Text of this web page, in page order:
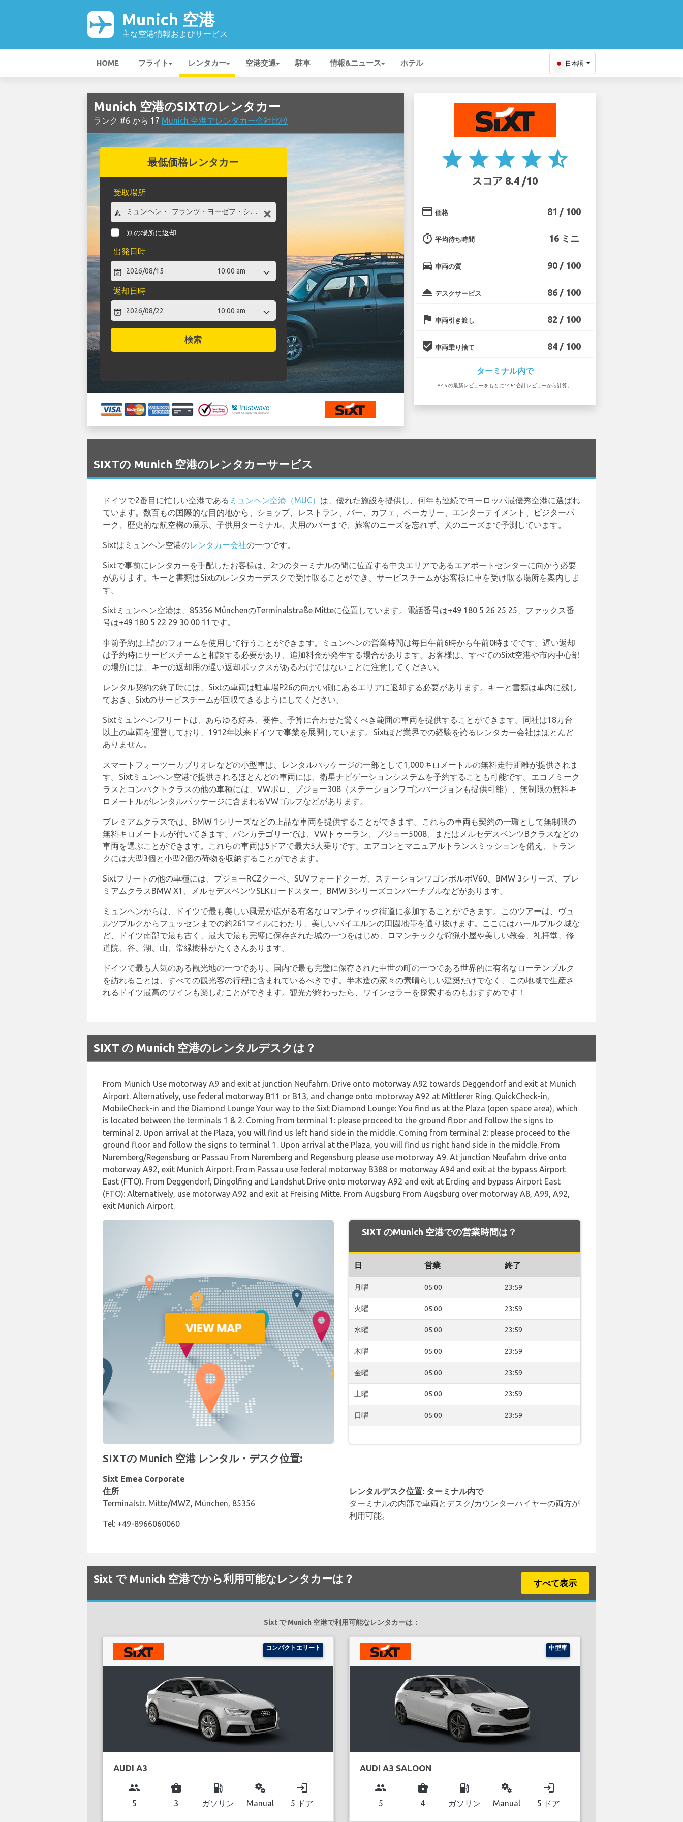
Munich 空港
主な空港情報およびサービス
HOME フライト レンタカー 空港交通 駐車 情報&ニュース ホテル 日本語
Munich 空港のSIXTのレンタカー
ランク #6 から 17 Munich 空港でレンタカー会社比較
最低価格レンタカー
受取場所
別の場所に返却
出発日時
返却日時
検索
star star star star star_half
スコア 8.4 /10
credit_card 価格 81 / 100
timer 平均待ち時間 16 ミニ
directions_car 車両の質 90 / 100
room_service デスクサービス 86 / 100
flag 車両引き渡し 82 / 100
beenhere 車両乗り捨て 84 / 100
ターミナル内で
* 45 の最新レビューをもとに1461合計レビューから計算。
SIXTの Munich 空港のレンタカーサービス
ドイツで2番目に忙しい空港である ミュンヘン空港（MUC） は、優れた施設を提供し、何年も連続でヨーロッパ最優秀空港に選ばれ
ています。数百もの国際的な目的地から、ショップ、レストラン、バー、カフェ、ベーカリー、エンターテイメント、ビジターパ
ーク、歴史的な航空機の展示、子供用ターミナル、犬用のバーまで、旅客のニーズを忘れず、犬のニーズまで予測しています。
Sixtはミュンヘン空港のレンタカー会社の一つです。
Sixtで事前にレンタカーを手配したお客様は、2つのターミナルの間に位置する中央エリアであるエアポートセンターに向かう必要
があります。キーと書類はSixtのレンタカーデスクで受け取ることができ、サービスチームがお客様に車を受け取る場所を案内しま
す。
Sixtミュンヘン空港は、85356 MünchenのTerminalstraße Mitteに位置しています。電話番号は+49 180 5 26 25 25、ファックス番
号は+49 180 5 22 29 30 00 11です。
事前予約は上記のフォームを使用して行うことができます。ミュンヘンの営業時間は毎日午前6時から午前0時までです。遅い返却
は予約時にサービスチームと相談する必要があり、追加料金が発生する場合があります。お客様は、すべてのSixt空港や市内中心部
の場所には、キーの返却用の遅い返却ボックスがあるわけではないことに注意してください。
レンタル契約の終了時には、Sixtの車両は駐車場P26の向かい側にあるエリアに返却する必要があります。キーと書類は車内に残し
ておき、Sixtのサービスチームが回収できるようにしてください。
Sixtミュンヘンフリートは、あらゆる好み、要件、予算に合わせた驚くべき範囲の車両を提供することができます。同社は18万台
以上の車両を運営しており、1912年以来ドイツで事業を展開しています。Sixtほど業界での経験を誇るレンタカー会社はほとんど
ありません。
スマートフォーツーカブリオレなどの小型車は、レンタルパッケージの一部として1,000キロメートルの無料走行距離が提供されま
す。Sixtミュンヘン空港で提供されるほとんどの車両には、衛星ナビゲーションシステムを予約することも可能です。エコノミーク
ラスとコンパクトクラスの他の車種には、VWポロ、プジョー308（ステーションワゴンバージョンも提供可能）、無制限の無料キ
ロメートルがレンタルパッケージに含まれるVWゴルフなどがあります。
プレミアムクラスでは、BMW 1シリーズなどの上品な車両を提供することができます。これらの車両も契約の一環として無制限の
無料キロメートルが付いてきます。バンカテゴリーでは、VWトゥーラン、プジョー5008、またはメルセデスベンツBクラスなどの
車両を選ぶことができます。これらの車両は5ドアで最大5人乗りです。エアコンとマニュアルトランスミッションを備え、トラン
クには大型3個と小型2個の荷物を収納することができます。
Sixtフリートの他の車種には、プジョーRCZクーペ、SUVフォードクーガ、ステーションワゴンボルボV60、BMW 3シリーズ、プレ
ミアムクラスBMW X1、メルセデスベンツSLKロードスター、BMW 3シリーズコンバーチブルなどがあります。
ミュンヘンからは、ドイツで最も美しい風景が広がる有名なロマンティック街道に参加することができます。このツアーは、ヴュ
ルツブルクからフュッセンまでの約261マイルにわたり、美しいバイエルンの田園地帯を通り抜けます。ここにはハールブルク城な
ど、ドイツ南部で最も古く、最大で最も完璧に保存された城の一つをはじめ、ロマンチックな狩猟小屋や美しい教会、礼拝堂、修
道院、谷、湖、山、常緑樹林がたくさんあります。
ドイツで最も人気のある観光地の一つであり、国内で最も完璧に保存された中世の町の一つである世界的に有名なローテンブルク
を訪れることは、すべての観光客の行程に含まれているべきです。半木造の家々の素晴らしい建築だけでなく、この地域で生産さ
れるドイツ最高のワインも楽しむことができます。観光が終わったら、ワインセラーを探索するのもおすすめです！
SIXT の Munich 空港のレンタルデスクは？
From Munich Use motorway A9 and exit at junction Neufahrn. Drive onto motorway A92 towards Deggendorf and exit at Munich
Airport. Alternatively, use federal motorway B11 or B13, and change onto motorway A92 at Mittlerer Ring. QuickCheck-in,
MobileCheck-in and the Diamond Lounge Your way to the Sixt Diamond Lounge: You find us at the Plaza (open space area), which
is located between the terminals 1 & 2. Coming from terminal 1: please proceed to the ground floor and follow the signs to
terminal 2. Upon arrival at the Plaza, you will find us left hand side in the middle. Coming from terminal 2: please proceed to the
ground floor and follow the signs to terminal 1. Upon arrival at the Plaza, you will find us right hand side in the middle. From
Nuremberg/Regensburg or Passau From Nuremberg and Regensburg please use motorway A9. At junction Neufahrn drive onto
motorway A92, exit Munich Airport. From Passau use federal motorway B388 or motorway A94 and exit at the bypass Airport
East (FTO). From Deggendorf, Dingolfing and Landshut Drive onto motorway A92 and exit at Erding and bypass Airport East
(FTO): Alternatively, use motorway A92 and exit at Freising Mitte. From Augsburg From Augsburg over motorway A8, A99, A92,
exit Munich Airport.
SIXT のMunich 空港での営業時間は？
日 営業 終了
月曜 05:00 23:59
火曜 05:00 23:59
水曜 05:00 23:59
木曜 05:00 23:59
金曜 05:00 23:59
土曜 05:00 23:59
日曜 05:00 23:59
SIXTの Munich 空港 レンタル・デスク位置:
Sixt Emea Corporate
住所
Terminalstr. Mitte/MWZ, München, 85356
Tel: +49-8966060060
レンタルデスク位置: ターミナル内で
ターミナルの内部で車両とデスク/カウンターハイヤーの両方が
利用可能。
Sixt で Munich 空港でから利用可能なレンタカーは？ すべて表示
Sixt で Munich 空港で利用可能なレンタカーは：
コンパクトエリート
AUDI A3
group
5
business_center
3
local_gas_station
ガソリン
miscellaneous_services
Manual
login
5 ドア
中型車
AUDI A3 SALOON
group
5
business_center
4
local_gas_station
ガソリン
miscellaneous_services
Manual
login
5 ドア